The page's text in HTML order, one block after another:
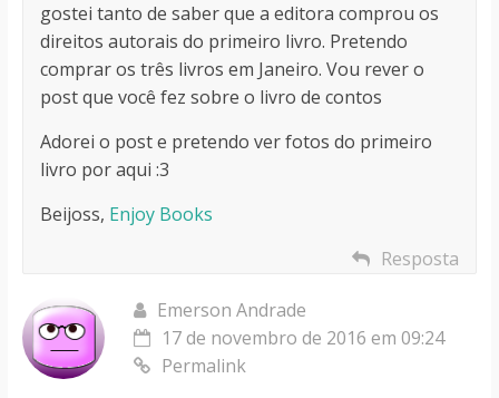
gostei tanto de saber que a editora comprou os
direitos autorais do primeiro livro. Pretendo
comprar os três livros em Janeiro. Vou rever o
post que você fez sobre o livro de contos
Adorei o post e pretendo ver fotos do primeiro
livro por aqui :3
Beijoss, Enjoy Books
Resposta
Emerson Andrade
17 de novembro de 2016 em 09:24
Permalink